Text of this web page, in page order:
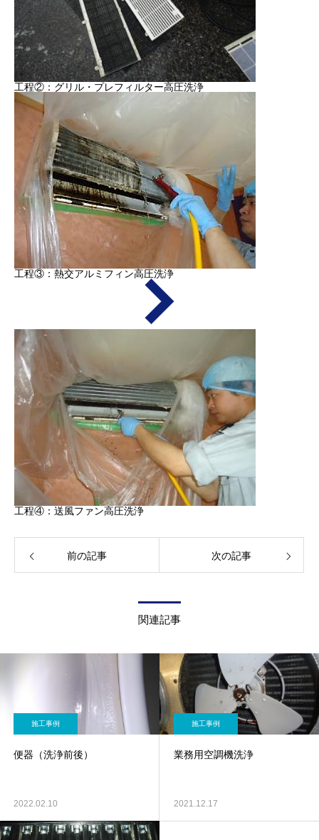
工程②：グリル・プレフィルター高圧洗浄
工程③：熱交アルミフィン高圧洗浄
工程④：送風ファン高圧洗浄
前の記事 次の記事
関連記事
施工事例
便器（洗浄前後）
2022.02.10
施工事例
業務用空調機洗浄
2021.12.17